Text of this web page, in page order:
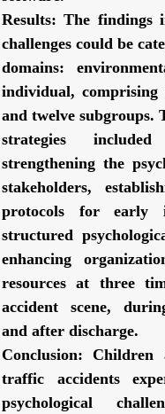
Results:The findings
challenges could be
domains:
individual,
and twelve subgroups.
strategies
strengthening the
stakeholders,
protocols for early
structured
enhancing
resources at three
accident scene,
and after discharge.
Conclusion: Children
traffic accidents
psychological